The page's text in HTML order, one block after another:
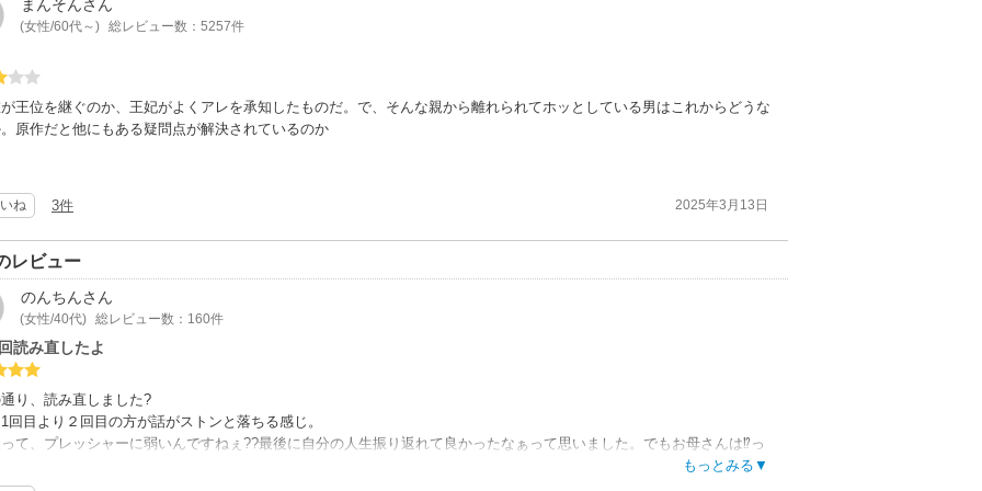
まんそんさん
(女性/60代～) 総レビュー数：5257件
王位を継ぐのか、王妃がよくアレを承知したものだ。で、そんな親から離れられてホッとしている男はこれからどうな
原作だと他にもある疑問点が解決されているのか
ね 3件 2025年3月13日
レビュー
のんちんさん
(女性/40代) 総レビュー数：160件
読み直したよ
り、読み直しました?
回目より２回目の方が話がストンと落ちる感じ。
て、プレッシャーに弱いんですねぇ??最後に自分の人生振り返れて良かったなぁって思いました。でもお母さんは⁉️っ
んでみようかなって思いました✌️
もっとみる▼